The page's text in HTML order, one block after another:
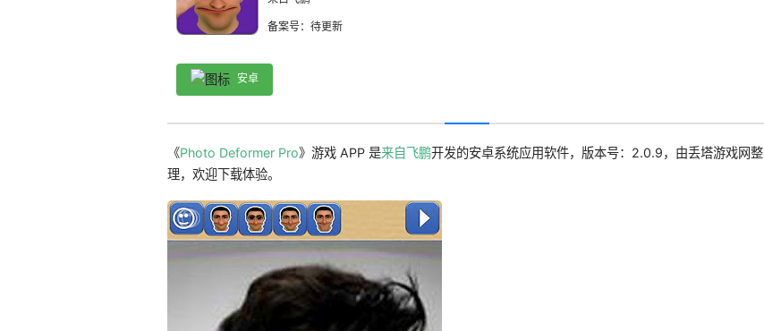
备案号：待更新
安卓
《Photo Deformer Pro》游戏 APP 是来自飞鹏开发的安卓系统应用软件，版本号：2.0.9，由丢塔游戏网整
理，欢迎下载体验。